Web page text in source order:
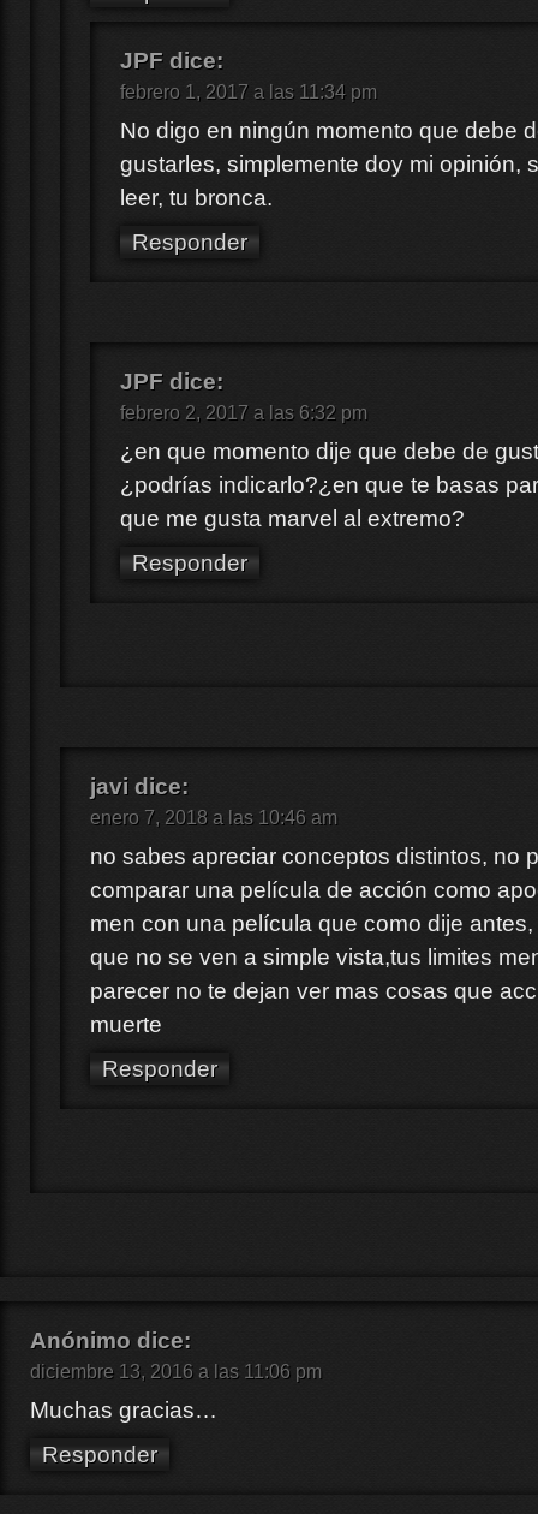
JPF dice:
febrero 1, 2017 a las 11:34 pm
No digo en ningún momento que debe
gustarles, simplemente doy mi opinión,
leer, tu bronca.
Responder
JPF dice:
febrero 2, 2017 a las 6:32 pm
¿en que momento dije que debe de
¿podrías indicarlo?¿en que te basas
que me gusta marvel al extremo?
Responder
javi dice:
enero 7, 2018 a las 10:46 am
no sabes apreciar conceptos distintos, no
comparar una película de acción como
men con una película que como dije
que no se ven a simple vista,tus limites
parecer no te dejan ver mas cosas que
muerte
Responder
Anónimo dice:
diciembre 13, 2016 a las 11:06 pm
Muchas gracias…
Responder